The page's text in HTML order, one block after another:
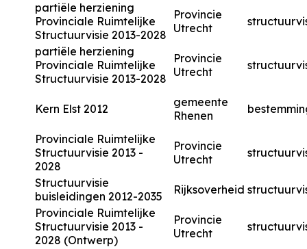
partiële herziening
Provinciale Ruimtelijke
Structuurvisie 2013-2028
Provincie
Utrecht
partiële herziening
Provinciale Ruimtelijke
Structuurvisie 2013-2028
Provincie
Utrecht
Kern Elst 2012
gemeente
Rhenen
Provinciale Ruimtelijke
Structuurvisie 2013 -
2028
Provincie
Utrecht
Structuurvisie
buisleidingen 2012-2035
Rijksoverheid
Provinciale Ruimtelijke
Structuurvisie 2013 -
2028 (Ontwerp)
Provincie
Utrecht